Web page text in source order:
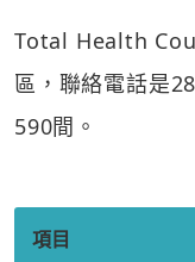
Total Health
區，聯絡電話是
590間。
項目